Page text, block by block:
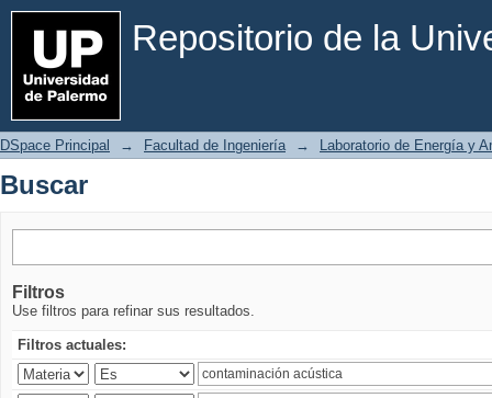
Repositorio de la
Buscar
DSpace Principal → Facultad de Ingeniería → Laboratorio de Energía y
Buscar
Filtros
Use filtros para refinar sus resultados.
Filtros actuales: